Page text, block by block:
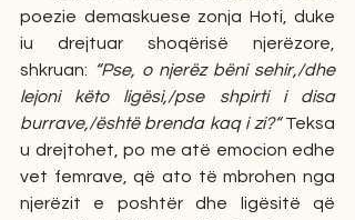
poezie demaskuese zonja Hoti, duke
iu drejtuar shoqërisë njerëzore,
shkruan: “Pse, o njerëz bëni sehir,/dhe
lejoni këto ligësi,/pse shpirti i disa
burrave,/është brenda kaq i zi?“ Teksa
u drejtohet, po me atë emocion edhe
vet femrave, që ato të mbrohen nga
njerëzit e poshtër dhe ligësitë që